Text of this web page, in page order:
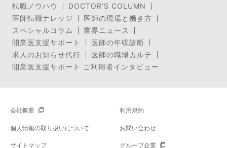
転職ノウハウ
DOCTOR’S COLUMN
医師転職ナレッジ
医師の現場と働き方
スペシャルコラム
業界ニュース
開業医支援サポート
医師の年収診断
求人のお知らせ代行
医師の職場カルテ
開業医支援サポート ご利用者インタビュー
会社概要 利用規約
個人情報の取り扱いについて お問い合わせ
サイトマップ グループ企業